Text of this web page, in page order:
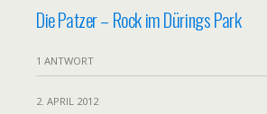
Die Patzer – Rock im Dürings Park
1 ANTWORT
2. APRIL 2012